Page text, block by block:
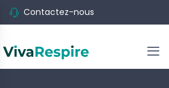
Contactez-nous